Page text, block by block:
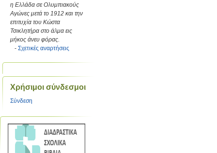
η Ελλάδα σε Ολυμπιακούς
Αγώνες μετά το 1912 και την
επιτυχία του Κώστα
Τσικλητήρα στο άλμα εις
μήκος άνευ φόρας.
- Σχετικές αναρτήσεις
Χρήσιμοι σύνδεσμοι
Σύνδεση